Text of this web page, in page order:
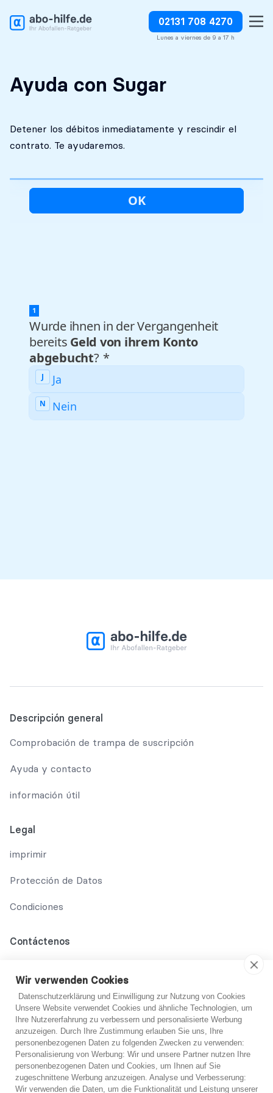
02131 708 4270
Lunes a viernes de 9 a 17 h
Análisis inicial
Absolutamente
Detener los débitos
inmediatamente
Ayuda con Sugar
Detener los débitos inmediatamente y rescindir el
contrato. Te ayudaremos.
¿No estoy seguro?
Descripción general
Comprobación de trampa de suscripción
Ayuda y contacto
información útil
Legal
imprimir
Protección de Datos
Condiciones
Contáctenos
support@abo-hilfe.de
© 2021 abo-hilfe.de
*Nota: abo-hilfe.de sirve como sitio web informativo. El
consumidor recibe información y consejos y trucos sobre el
Wir verwenden Cookies
Datenschutzerklärung und Einwilligung zur Nutzung von Cookies
Unsere Website verwendet Cookies und ähnliche Technologien, um
Ihre Nutzererfahrung zu verbessern und personalisierte Werbung
anzuzeigen. Durch Ihre Zustimmung erlauben Sie uns, Ihre
personenbezogenen Daten zu folgenden Zwecken zu verwenden:
Personalisierung von Werbung: Wir und unsere Partner nutzen Ihre
personenbezogenen Daten und Cookies, um Ihnen auf Sie
zugeschnittene Werbung anzuzeigen. Analyse und Verbesserung:
Wir verwenden die Daten, um die Funktionalität und Leistung unserer